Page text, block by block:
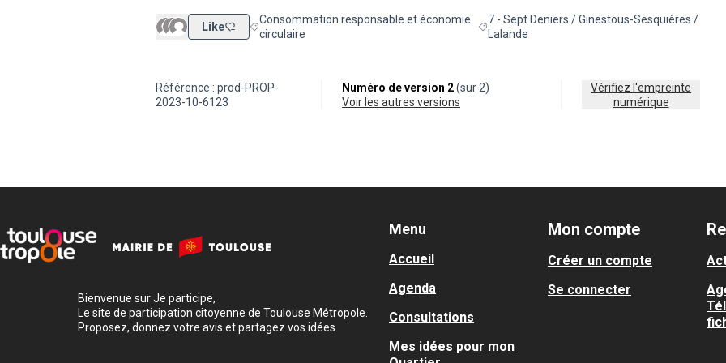
Like Filtrer les résultats de la catégorie : Consommation responsable et économie circulaire
Consommation responsable et économie
circulaire
Filtrer les résultats pour le secteur : 7 - Sept
7 - Sept Deniers / Ginestous-Sesquières /
Lalande
Référence : prod-PROP-
2023-10-6123
Numéro de version 2(sur 2)
voir les autres versions
Vérifiez l'empreinte
numérique
Bienvenue sur Je participe,
Le site de participation citoyenne de Toulouse Métropole.
Proposez, donnez votre avis et partagez vos idées.
Menu
Accueil
Agenda
Consultations
Mes idées pour mon
Mon compte
Créer un compte
Se connecter